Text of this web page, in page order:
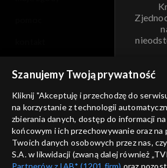
informacje o dostawcy usług
Szanujemy Twoją prywatność
Kliknij "Akceptuję i przechodzę do
na korzystanie z technologii
zbierania danych, dostęp do informacji
końcowym i ich przechowywanie oraz na
Twoich danych osobowych przez nas,
S.A. w likwidacji (zwaną dalej również
Partnerów z IAB* (1201 firm) oraz